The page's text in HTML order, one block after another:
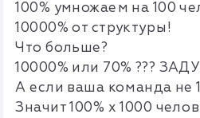
100% умножаем на 100
10000% от структуры!
Что больше?
10000% или 70% ???
А если ваша команда не
Значит 100% х 1000